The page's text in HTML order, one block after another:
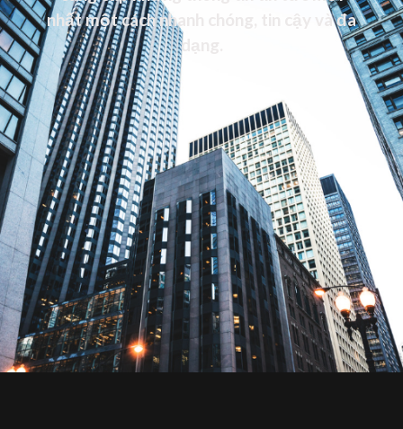
nhất một cách nhanh chóng, tin cậy và đa
dạng.